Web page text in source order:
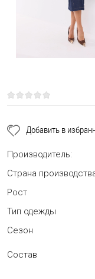
Добавить в
Производитель:
Страна
Рост
Тип одежды
Сезон
Состав